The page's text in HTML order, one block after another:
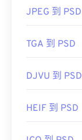
初始發佈日期：
https://
JPEG 到 PSD
TGA 到 PSD
DJVU 到 PSD
HEIF 到 PSD